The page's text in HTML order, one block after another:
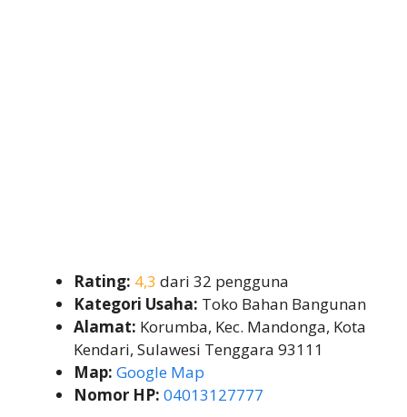
Rating: 4,3 dari 32 pengguna
Kategori Usaha: Toko Bahan Bangunan
Alamat: Korumba, Kec. Mandonga, Kota
Kendari, Sulawesi Tenggara 93111
Map: Google Map
Nomor HP: 04013127777